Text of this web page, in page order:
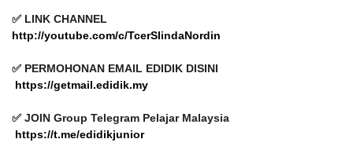
✅ LINK CHANNEL
http://youtube.com/c/TcerSlindaNordin
✅ PERMOHONAN EMAIL EDIDIK DISINI
https://getmail.edidik.my
✅ JOIN Group Telegram Pelajar Malaysia
https://t.me/edidikjunior